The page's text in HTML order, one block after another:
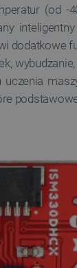
(od -
dodatkowe
uczenia